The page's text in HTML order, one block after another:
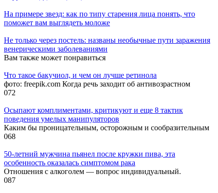
На примере звезд: как по типу старения лица понять, что
поможет вам выглядеть моложе
Не только через постель: названы необычные пути заражения
венерическими заболеваниями
Вам также может понравиться
Что такое бакучиол, и чем он лучше ретинола
фото: freepik.com Когда речь заходит об антивозрастном
072
Осыпают комплиментами, критикуют и еще 8 тактик
поведения умелых манипуляторов
Каким бы проницательным, осторожным и сообразительным
068
50-летний мужчина пьянел после кружки пива, эта
особенность оказалась симптомом рака
Отношения с алкоголем — вопрос индивидуальный.
087